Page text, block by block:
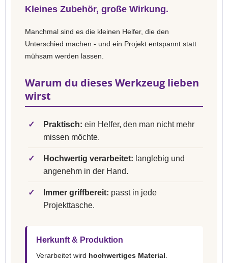
Kleines Zubehör, große Wirkung.
Manchmal sind es die kleinen Helfer, die den
Unterschied machen - und ein Projekt entspannt statt
mühsam werden lassen.
Warum du dieses Werkzeug lieben
wirst
✓ Praktisch: ein Helfer, den man nicht mehr
missen möchte.
✓ Hochwertig verarbeitet: langlebig und
angenehm in der Hand.
✓ Immer griffbereit: passt in jede
Projekttasche.
Herkunft & Produktion
Verarbeitet wird hochwertiges Material